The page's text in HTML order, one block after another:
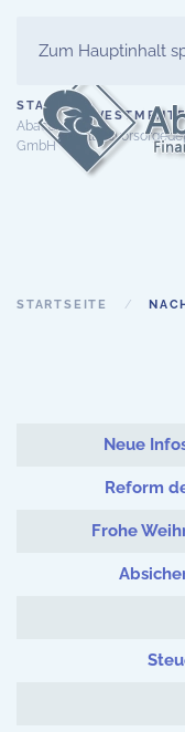
Zum Hauptinhalt
START
Abacando
GmbH
STARTSEITE
Neue
Reform
Frohe